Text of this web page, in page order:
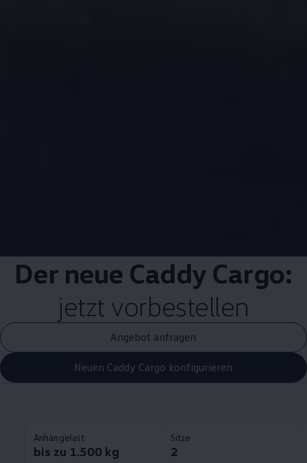
Der neue Caddy Cargo:
jetzt vorbestellen
Angebot anfragen
Neuen Caddy Cargo konfigurieren
Anhängelast
bis zu 1.500 kg
Sitze
2